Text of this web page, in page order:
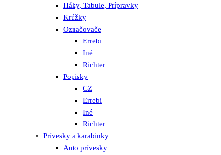
Háky, Tabule, Prípravky
Krúžky
Označovače
Errebi
Iné
Richter
Popisky
CZ
Errebi
Iné
Richter
Prívesky a karabinky
Auto prívesky